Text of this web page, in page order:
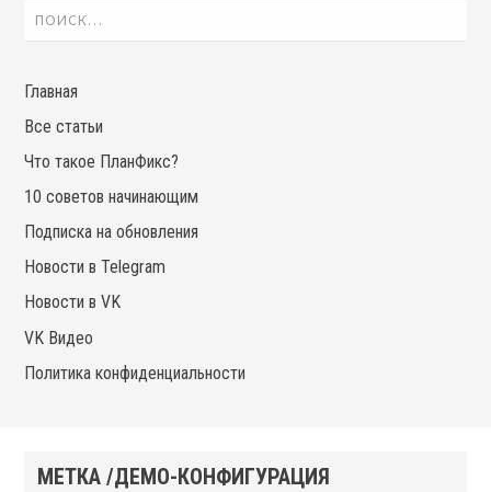
Найти:
Главная
Все статьи
Что такое ПланФикс?
10 советов начинающим
Подписка на обновления
Новости в Telegram
Новости в VK
VK Видео
Политика конфиденциальности
МЕТКА /ДЕМО-КОНФИГУРАЦИЯ